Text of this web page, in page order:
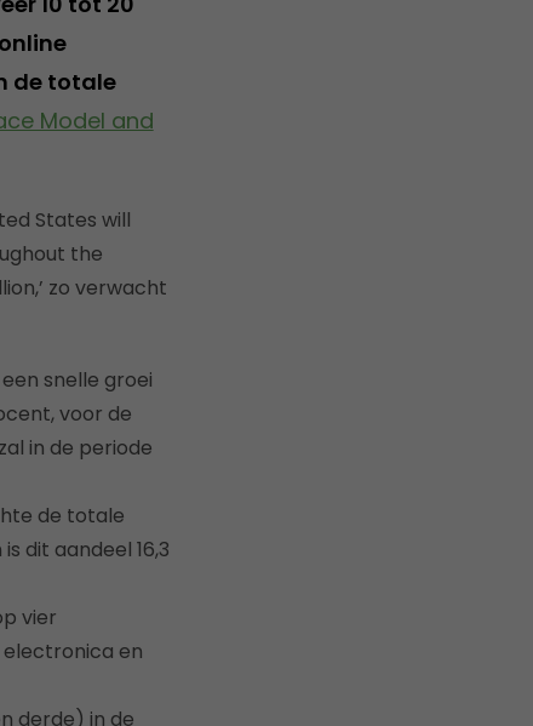
de totale
Model and
States will
the
zo verwacht
snelle groei
voor de
in de periode
de totale
dit aandeel 16,3
vier
en
derde) in de